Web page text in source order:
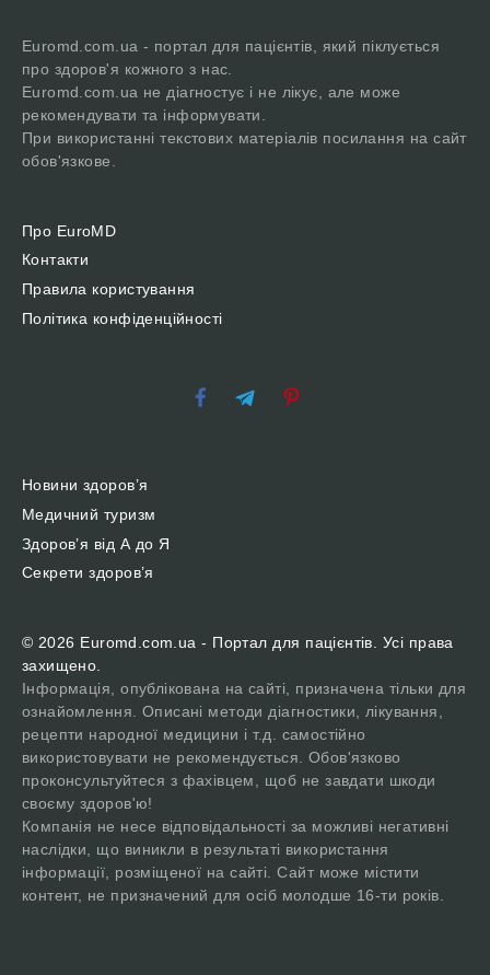
Euromd.com.ua - портал для пацієнтів, який піклується
про здоров'я кожного з нас.
Euromd.com.ua не діагностує і не лікує, але може
рекомендувати та інформувати.
При використанні текстових матеріалів посилання на сайт
обов'язкове.
Про EuroMD
Контакти
Правила користування
Політика конфіденційності
Новини здоров’я
Медичний туризм
Здоров’я від А до Я
Секрети здоров’я
© 2026 Euromd.com.ua - Портал для пацієнтів. Усі права
захищено.
Інформація, опублікована на сайті, призначена тільки для
ознайомлення. Описані методи діагностики, лікування,
рецепти народної медицини і т.д. самостійно
використовувати не рекомендується. Обов'язково
проконсультуйтеся з фахівцем, щоб не завдати шкоди
своєму здоров'ю!
Компанія не несе відповідальності за можливі негативні
наслідки, що виникли в результаті використання
інформації, розміщеної на сайті. Сайт може містити
контент, не призначений для осіб молодше 16-ти років.